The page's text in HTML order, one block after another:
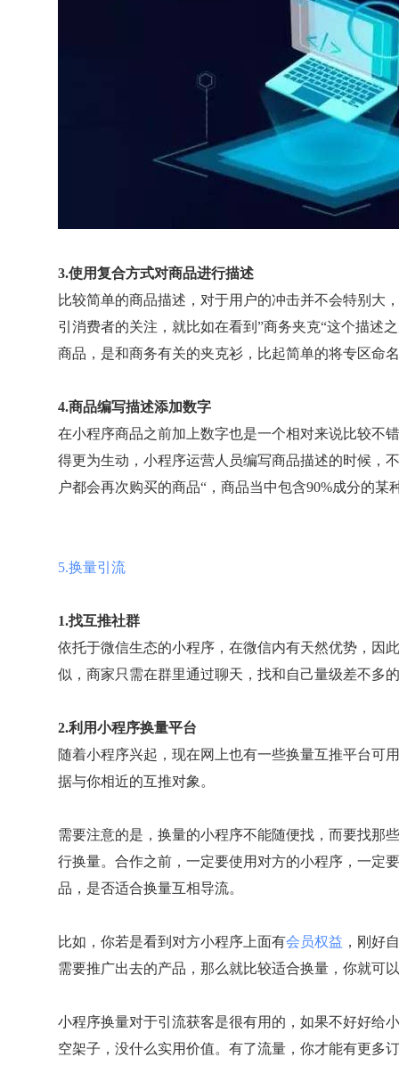
3.使用复合方式对商品进行描述
比较简单的商品描述，对于用户的冲击并不会特别大
引消费者的关注，就比如在看到”商务夹克“这个描述
商品，是和商务有关的夹克衫，比起简单的将专区命
4.商品编写描述添加数字
在小程序商品之前加上数字也是一个相对来说比较不
得更为生动，小程序运营人员编写商品描述的时候，
户都会再次购买的商品“，商品当中包含90%成分的某
5.换量引流
1.找互推社群
依托于微信生态的小程序，在微信内有天然优势，因
似，商家只需在群里通过聊天，找和自己量级差不多
2.利用小程序换量平台
随着小程序兴起，现在网上也有一些换量互推平台可
据与你相近的互推对象。
需要注意的是，换量的小程序不能随便找，而要找那
行换量。合作之前，一定要使用对方的小程序，一定
品，是否适合换量互相导流。
比如，你若是看到对方小程序上面有会员权益 ，刚好
需要推广出去的产品，那么就比较适合换量，你就可
小程序换量对于引流获客是很有用的，如果不好好给
空架子，没什么实用价值。有了流量，你才能有更多